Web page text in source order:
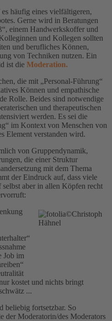
häufig eines vielfältigeren,
Gerne wird in Beratungen
einem Handwerkskoffer und
und Kollegen sollten
und berufliches Können,
von Techniken nutzen. Ein
ist die Moderation.
die mit „Personal-Führung“
Können und empathische
Rolle. Beides sind notwendige
und therapeutischen
werden. Es sei die
im Kontext von Menschen von
Element verstanden wird.
von Gruppendynamik,
die einer Struktur
mit dem Thema
der Eindruck auf, dass viele
aber in allen Köpfen recht
Job im
kostet und nichts bringt
...
fortsetzbar. So
der Moderatorin/des Moderators